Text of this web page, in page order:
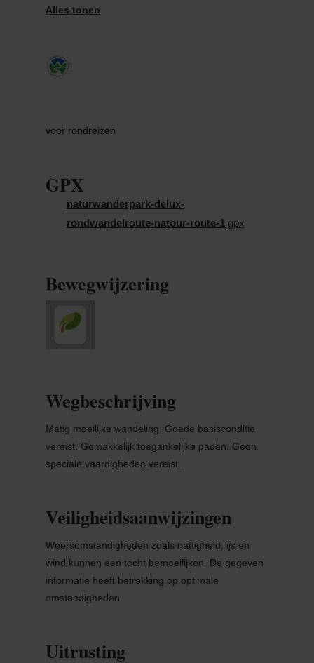
in het kristalheldere water. Misschien komt er zelfs
een zwarte ooievaar tevoorschijn.
voor rondreizen
GPX
naturwanderpark-delux-
rondwandelroute-natour-route-1gpx
Bewegwijzering
Wegbeschrijving
Matig moeilijke wandeling. Goede basisconditie
vereist. Gemakkelijk toegankelijke paden. Geen
speciale vaardigheden vereist.
Veiligheidsaanwijzingen
Weersomstandigheden zoals nattigheid, ijs en
wind kunnen een tocht bemoeilijken. De gegeven
informatie heeft betrekking op optimale
omstandigheden.
Uitrusting